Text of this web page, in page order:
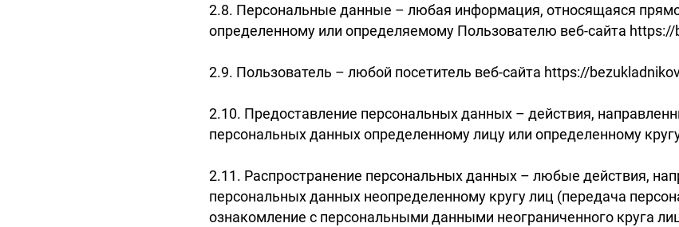
2.8. Персональные данные – любая информация, относящаяся
определенному или определяемому Пользователю веб-сайта https://
2.9. Пользователь – любой посетитель веб-сайта https://
2.10. Предоставление персональных данных – действия,
персональных данных определенному лицу или определенному
2.11. Распространение персональных данных – любые действия,
персональных данных неопределенному кругу лиц (передача
ознакомление с персональными данными неограниченного круга